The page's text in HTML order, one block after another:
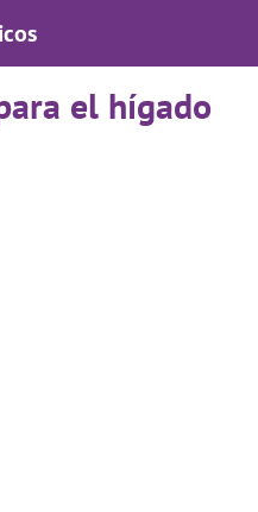
el hígado